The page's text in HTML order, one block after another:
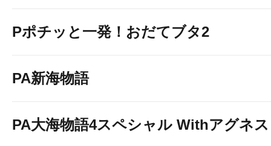
Pポチッと一発！おだてブタ2
PA新海物語
PA大海物語4スペシャル Withアグネ